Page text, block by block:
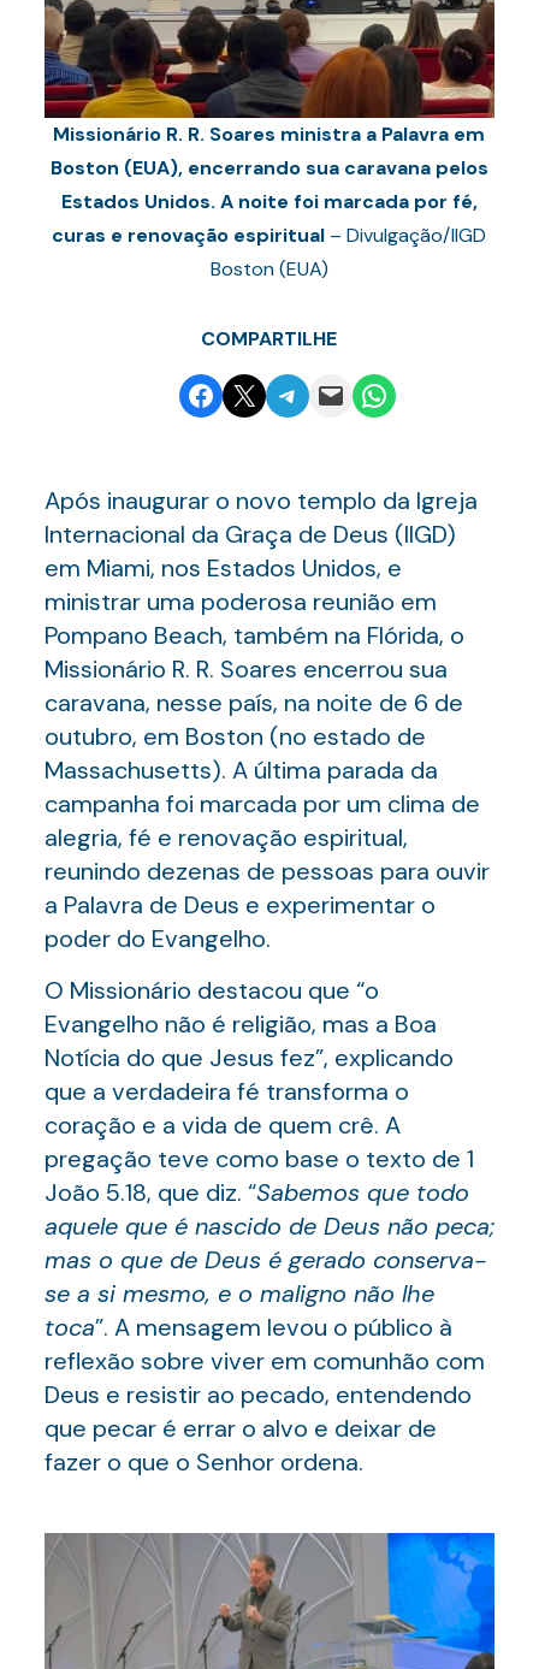
Missionário R. R. Soares ministra a Palavra em
Boston (EUA), encerrando sua caravana pelos
Estados Unidos. A noite foi marcada por fé,
curas e renovação espiritual – Divulgação/IIGD
Boston (EUA)
COMPARTILHE
Share on Facebook
Email this PageShare on Telegram
Email this PageShare on WhatsApp
Após inaugurar o novo templo da Igreja
Internacional da Graça de Deus (IIGD)
em Miami, nos Estados Unidos, e
ministrar uma poderosa reunião em
Pompano Beach, também na Flórida, o
Missionário R. R. Soares encerrou sua
caravana, nesse país, na noite de 6 de
outubro, em Boston (no estado de
Massachusetts). A última parada da
campanha foi marcada por um clima de
alegria, fé e renovação espiritual,
reunindo dezenas de pessoas para ouvir
a Palavra de Deus e experimentar o
poder do Evangelho.
O Missionário destacou que “o
Evangelho não é religião, mas a Boa
Notícia do que Jesus fez”, explicando
que a verdadeira fé transforma o
coração e a vida de quem crê. A
pregação teve como base o texto de 1
João 5.18, que diz. “Sabemos que todo
aquele que é nascido de Deus não peca;
mas o que de Deus é gerado conserva-
se a si mesmo, e o maligno não lhe
toca”. A mensagem levou o público à
reflexão sobre viver em comunhão com
Deus e resistir ao pecado, entendendo
que pecar é errar o alvo e deixar de
fazer o que o Senhor ordena.